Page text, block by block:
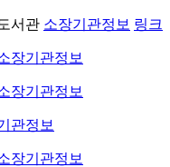
서관 소장기관정보 링크
장기관정보
장기관정보
관정보
장기관정보